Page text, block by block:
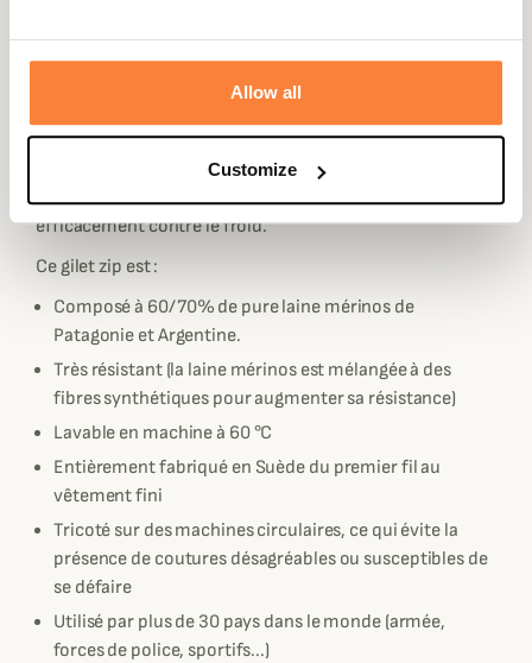
Allow all
Customize
Description
Woolpower vous propose son gilet à manches longues,
décliné en plusieurs coloris, pour vous protéger
efficacement contre le froid.
Ce gilet zip est :
Composé à 60/70% de pure laine mérinos de
Patagonie et Argentine.
Très résistant (la laine mérinos est mélangée à des
fibres synthétiques pour augmenter sa résistance)
Lavable en machine à 60 °C
Entièrement fabriqué en Suède du premier fil au
vêtement fini
Tricoté sur des machines circulaires, ce qui évite la
présence de coutures désagréables ou susceptibles de
se défaire
Utilisé par plus de 30 pays dans le monde (armée,
forces de police, sportifs...)